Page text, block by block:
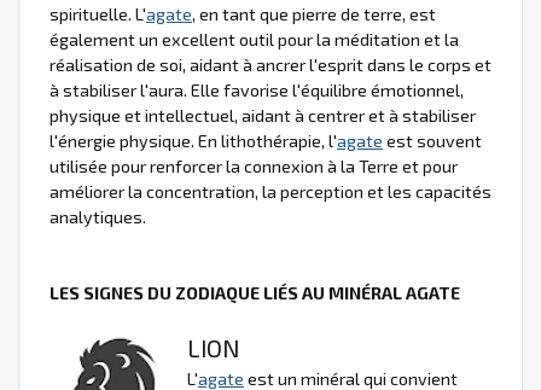
spirituelle. L'agate, en tant que pierre de terre, est
également un excellent outil pour la méditation et la
réalisation de soi, aidant à ancrer l'esprit dans le corps et
à stabiliser l'aura. Elle favorise l'équilibre émotionnel,
physique et intellectuel, aidant à centrer et à stabiliser
l'énergie physique. En lithothérapie, l'agate est souvent
utilisée pour renforcer la connexion à la Terre et pour
améliorer la concentration, la perception et les capacités
analytiques.
LES SIGNES DU ZODIAQUE LIÉS AU MINÉRAL AGATE
LION
L'agate est un minéral qui convient